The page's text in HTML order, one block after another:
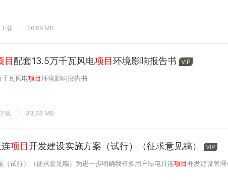
载 26.69 MB
目配套13.5万千瓦风电项目环境影响报告书 VIP
千瓦风电项目环境影响报告书
载 33.63 MB
项目开发建设实施方案（试行）（征求意见稿） VIP
（试行）（征求意见稿）为进一步明确我省多用户绿电直连项目开发建设管